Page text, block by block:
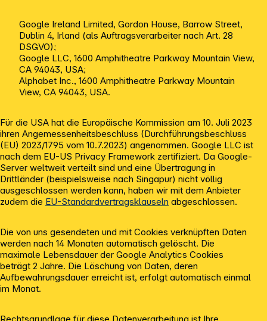
Google Ireland Limited, Gordon House, Barrow Street,
Dublin 4, Irland (als Auftragsverarbeiter nach Art. 28
DSGVO);
Google LLC, 1600 Amphitheatre Parkway Mountain View,
CA 94043, USA;
Alphabet Inc., 1600 Amphitheatre Parkway Mountain
View, CA 94043, USA.
Für die USA hat die Europäische Kommission am 10. Juli 2023
ihren Angemessenheitsbeschluss (Durchführungsbeschluss
(EU) 2023/1795 vom 10.7.2023) angenommen. Google LLC ist
nach dem EU-US Privacy Framework zertifiziert. Da Google-
Server weltweit verteilt sind und eine Übertragung in
Drittländer (beispielsweise nach Singapur) nicht völlig
ausgeschlossen werden kann, haben wir mit dem Anbieter
zudem die EU-Standardvertragsklauseln abgeschlossen.
Die von uns gesendeten und mit Cookies verknüpften Daten
werden nach 14 Monaten automatisch gelöscht. Die
maximale Lebensdauer der Google Analytics Cookies
beträgt 2 Jahre. Die Löschung von Daten, deren
Aufbewahrungsdauer erreicht ist, erfolgt automatisch einmal
im Monat.